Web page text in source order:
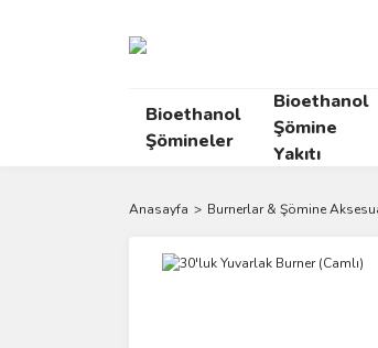
Bioethanol
Şömineler
Bioethanol
Şömine
Yakıtı
Anasayfa Burnerlar & Şömine